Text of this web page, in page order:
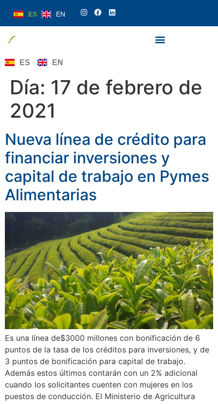
ES EN
ES EN
Día: 17 de febrero de
2021
Nueva línea de crédito para
financiar inversiones y
capital de trabajo en Pymes
Alimentarias
Es una línea de$3000 millones con bonificación de 6
puntos de la tasa de los créditos para inversiones, y de
3 puntos de bonificación para capital de trabajo.
Además estos últimos contarán con un 2% adicional
cuando los solicitantes cuenten con mujeres en los
puestos de conducción. El Ministerio de Agricultura